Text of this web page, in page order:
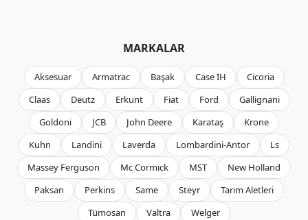
MARKALAR
Aksesuar Armatrac Başak Case IH
Cicoria
Claas
Deutz Erkunt Fiat Ford
Gallignani
Goldoni
JCB John Deere Karataş
Krone
Kuhn
Landini Laverda Lombardini-Antor
Ls
Massey Ferguson
Mc Cormıck MST
New Holland
Paksan
Perkins Same Steyr
Tarım Aletleri
Tümosan
Valtra Welger